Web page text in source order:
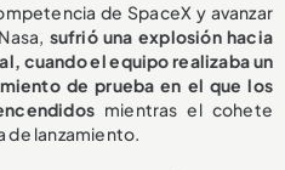
de SpaceX y avanzar
sufrió una explosión hacia
cuando el equipo realizaba un
de prueba en el que los
mientras el cohete
de lanzamiento.